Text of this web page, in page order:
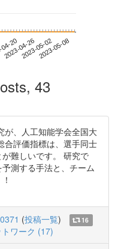
20
2023-04-262023-05-022023-05-08
43
が、人工知能学会全国大
合評価指標は、選手同士
難しいです。 研究で
測する手法と、チーム
(投稿一覧)
16
ワーク (17)